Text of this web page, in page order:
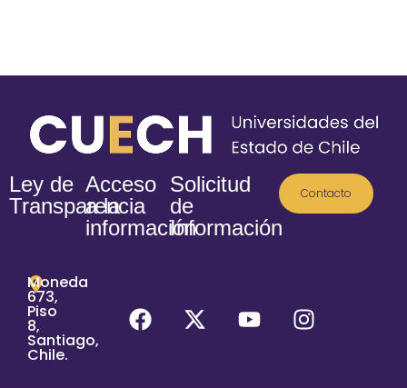
Ley de
Transparencia
Acceso
a la
información
Solicitud
de
Información
Contacto
Moneda
673,
Piso
8,
Santiago,
Chile.